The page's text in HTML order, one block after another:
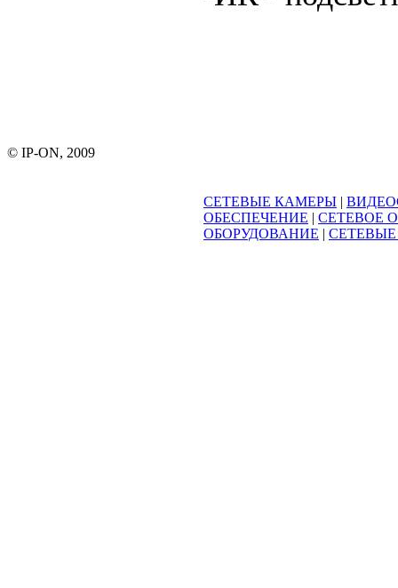
© IP-ON, 2009
СЕТЕВЫЕ КАМЕРЫ |
ОБЕСПЕЧЕНИЕ | СЕТЕВОЕ
ОБОРУДОВАНИЕ |